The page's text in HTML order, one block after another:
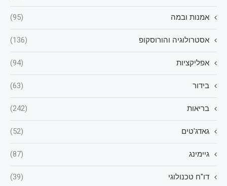
אמנות ובמה (95)
אסטרולוגיה והורוסקופ (136)
אפליקציות (94)
בידור (63)
בריאות (242)
גאדג'טים (52)
גיימינג (87)
דו"ח טכנולוגי (39)